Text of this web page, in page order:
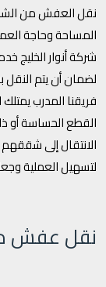
نقل العفش من
المساحة وحاجة
شركة أنوار الخليج
لضمان أن يتم
فريقنا المدرب
القطع الحساسة أو
الانتقال إلى
لتسهيل العملية
نقل عفش